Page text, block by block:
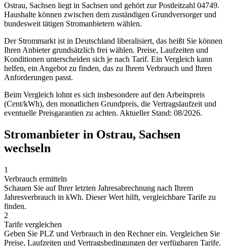
Ostrau, Sachsen liegt in Sachsen und gehört zur Postleitzahl 04749.
Haushalte können zwischen dem zuständigen Grundversorger und
bundesweit tätigen Stromanbietern wählen.
Der Strommarkt ist in Deutschland liberalisiert, das heißt Sie können
Ihren Anbieter grundsätzlich frei wählen. Preise, Laufzeiten und
Konditionen unterscheiden sich je nach Tarif. Ein Vergleich kann
helfen, ein Angebot zu finden, das zu Ihrem Verbrauch und Ihren
Anforderungen passt.
Beim Vergleich lohnt es sich insbesondere auf den Arbeitspreis
(Cent/kWh), den monatlichen Grundpreis, die Vertragslaufzeit und
eventuelle Preisgarantien zu achten. Aktueller Stand: 08/2026.
Stromanbieter in Ostrau, Sachsen
wechseln
1
Verbrauch ermitteln
Schauen Sie auf Ihrer letzten Jahresabrechnung nach Ihrem
Jahresverbrauch in kWh. Dieser Wert hilft, vergleichbare Tarife zu
finden.
2
Tarife vergleichen
Geben Sie PLZ und Verbrauch in den Rechner ein. Vergleichen Sie
Preise, Laufzeiten und Vertragsbedingungen der verfügbaren Tarife.